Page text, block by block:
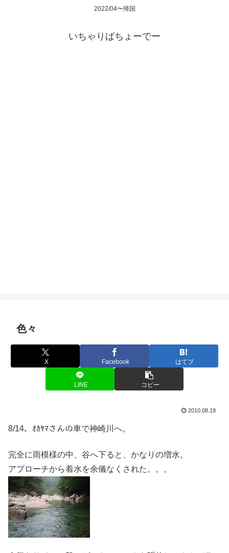
2022/04〜帰国
いちゃりばちょーでー
色々
X Facebook はてブ
LINE コピー
2010.08.19
8/14、ｵｶﾔﾏさんの車で神崎川へ。
完全に雨模様の中、谷へ下ると、かなりの増水。
アプローチから着水を余儀なくされた。。。